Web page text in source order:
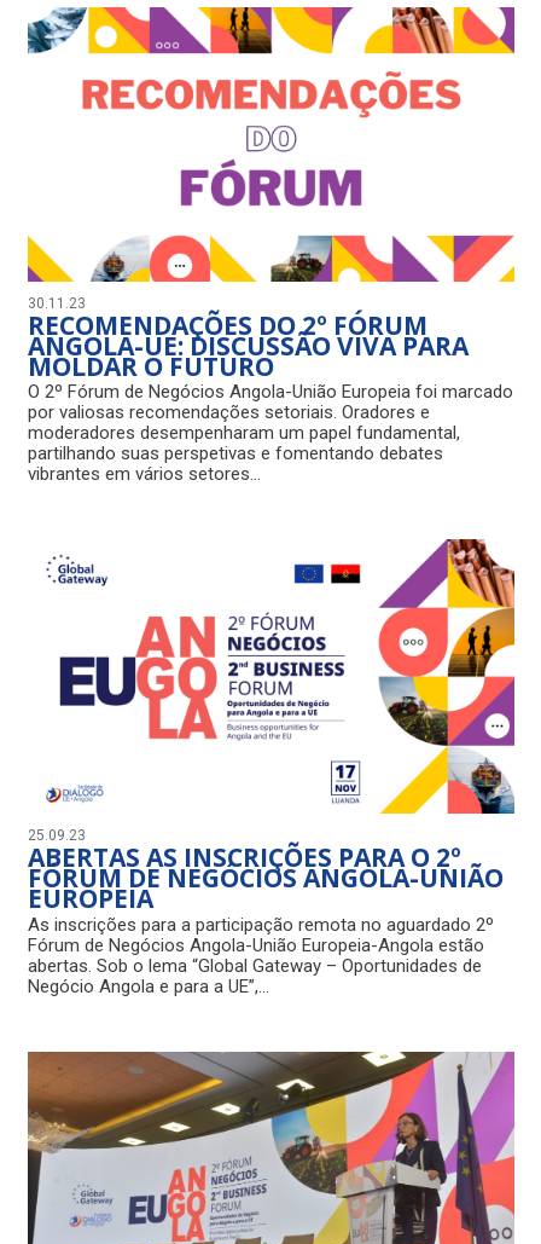
30.11.23
RECOMENDAÇÕES DO 2º FÓRUM
ANGOLA-UE: DISCUSSÃO VIVA PARA
MOLDAR O FUTURO
O 2º Fórum de Negócios Angola-União Europeia foi marcado
por valiosas recomendações setoriais. Oradores e
moderadores desempenharam um papel fundamental,
partilhando suas perspetivas e fomentando debates
vibrantes em vários setores…
25.09.23
ABERTAS AS INSCRIÇÕES PARA O 2º
FÓRUM DE NEGÓCIOS ANGOLA-UNIÃO
EUROPEIA
As inscrições para a participação remota no aguardado 2º
Fórum de Negócios Angola-União Europeia-Angola estão
abertas. Sob o lema “Global Gateway – Oportunidades de
Negócio Angola e para a UE”,…